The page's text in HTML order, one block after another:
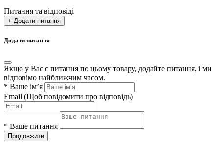
Питання та відповіді
+ Додати питання
Додати питання
Якщо у Вас є питання по цьому товару, додайте питання, і ми
відповімо найближчим часом.
* Ваше ім’я
Email (Щоб повідомити про відповідь)
* Ваше питання
Продовжити